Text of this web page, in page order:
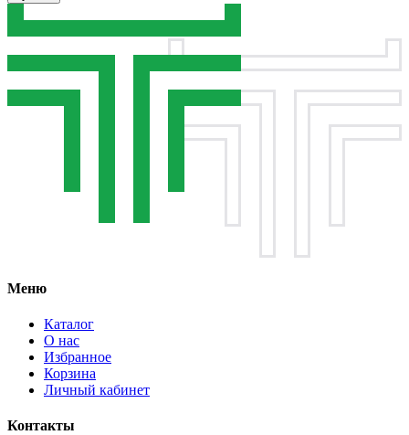
Меню
Каталог
О нас
Избранное
Корзина
Личный кабинет
Контакты